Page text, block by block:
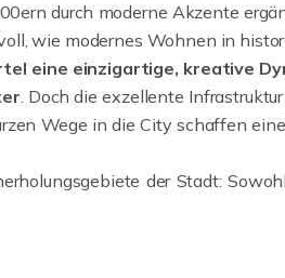
durch moderne Akzente
wie modernes Wohnen in
eine einzigartige, kreative
. Doch die exzellente
Wege in die City schaffen
der Stadt: